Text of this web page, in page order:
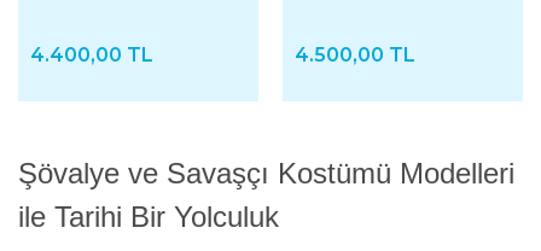
4.400,00 TL 4.500,00 TL
Şövalye ve Savaşçı Kostümü Modelleri
ile Tarihi Bir Yolculuk